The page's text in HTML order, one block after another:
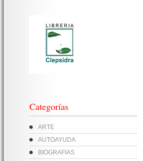
Categorías
ARTE
AUTOAYUDA
BIOGRAFIAS